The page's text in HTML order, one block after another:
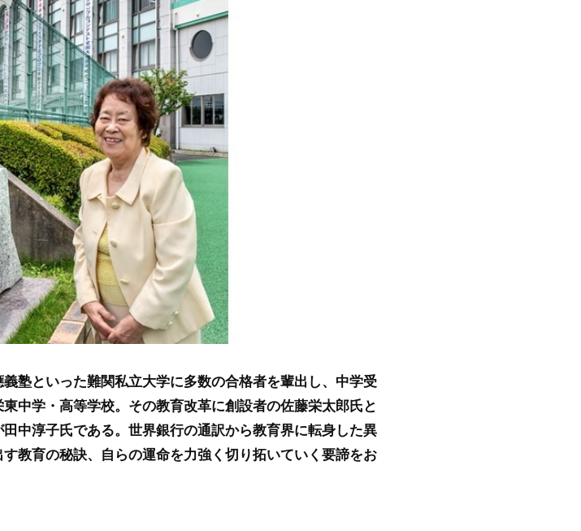
塾といった難関私立大学に多数の合格者を輩出し、中学受
中学・高等学校。その教育改革に創設者の佐藤栄太郎氏と
中淳子氏である。世界銀行の通訳から教育界に転身した異
教育の秘訣、自らの運命を力強く切り拓いていく要諦をお